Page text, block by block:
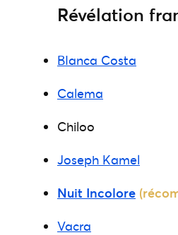
Révélation
BIanca Costa
Calema
Chiloo
Joseph Kamel
Nuit Incolore
Vacra